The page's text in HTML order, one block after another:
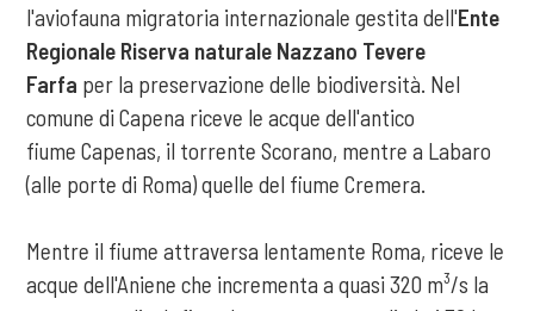
l'aviofauna migratoria internazionale gestita dell'Ente
Regionale Riserva naturale Nazzano Tevere
Farfa per la preservazione delle biodiversità. Nel
comune di Capena riceve le acque dell'antico
fiume Capenas, il torrente Scorano, mentre a Labaro
(alle porte di Roma) quelle del fiume Cremera.
Mentre il fiume attraversa lentamente Roma, riceve le
acque dell'Aniene che incrementa a quasi 320 m³/s la